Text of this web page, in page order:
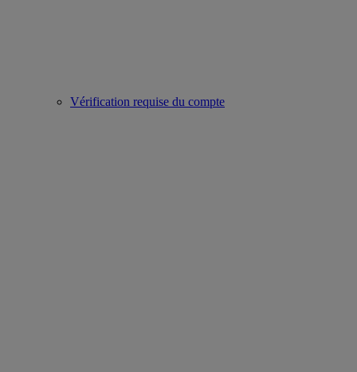
Vérification requise du compte